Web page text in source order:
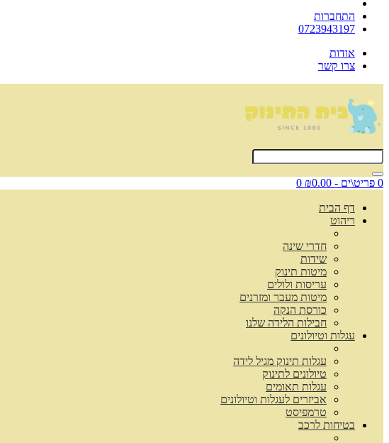
התחברות
0723943197
אודות
צרו קשר
0 פריט\ים - ₪0.00 0
דף הבית
ריהוט
חדרי שינה
שידות
מיטות תינוק
עריסות ולולים
מיטות מעבר ומזרנים
כורסת הנקה
חבילות הלידה שלנו
עגלות וטיולונים
עגלות תינוק מגיל לידה
טיולונים לתינוק
עגלות תאומים
אביזרים לעגלות וטיולונים
טרמפיסט
בטיחות לרכב